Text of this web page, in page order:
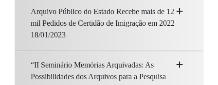
Arquivo Público do Estado Recebe mais de 12
mil Pedidos de Certidão de Imigração em 2022
18/01/2023
“II Seminário Memórias Arquivadas: As
Possibilidades dos Arquivos para a Pesquisa